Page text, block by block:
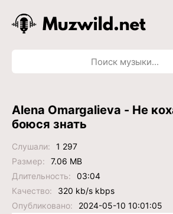
Alena Omargalieva - Не
боюся знать
Слушали:
1 297
Размер:
7.06 MB
Длительность:
03:04
Качество:
320 kb/s kbps
Опубликовано:
2024-05-10 10:01:05